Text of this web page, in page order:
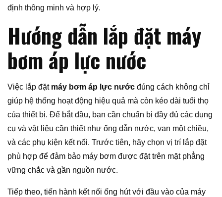
định thông minh và hợp lý.
Hướng dẫn lắp đặt máy
bơm áp lực nước
Việc lắp đặt máy bơm áp lực nước đúng cách không chỉ
giúp hệ thống hoạt động hiệu quả mà còn kéo dài tuổi thọ
của thiết bị. Để bắt đầu, bạn cần chuẩn bị đầy đủ các dụng
cụ và vật liệu cần thiết như ống dẫn nước, van một chiều,
và các phụ kiện kết nối. Trước tiên, hãy chọn vị trí lắp đặt
phù hợp để đảm bảo máy bơm được đặt trên mặt phẳng
vững chắc và gần nguồn nước.
Tiếp theo, tiến hành kết nối ống hút với đầu vào của máy